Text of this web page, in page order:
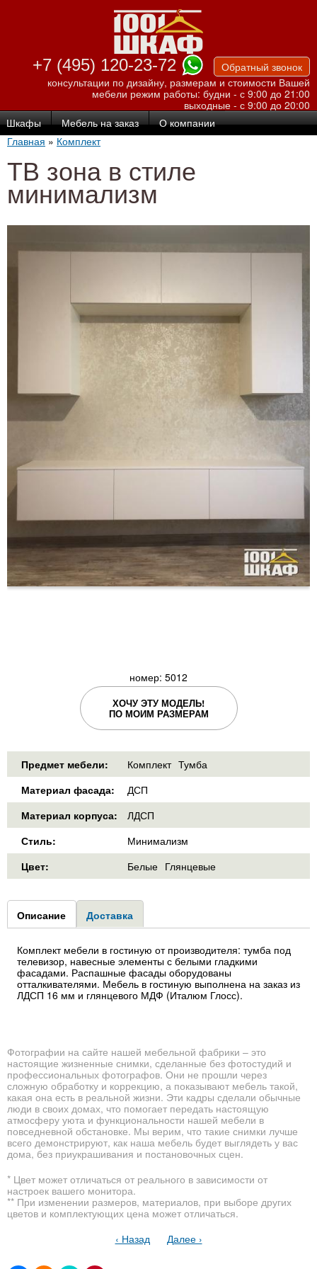
Перейти к
основному
содержанию
+7 (495) 120-23-72
Обратный звонок
консультации по дизайну, размерам и стоимости Вашей
мебели режим работы: будни - с 9:00 до 21:00
выходные - с 9:00 до 20:00
Шкафы Мебель на заказ О компании
Главная » Комплект
ТВ зона в стиле
минимализм
номер: 5012
ХОЧУ ЭТУ МОДЕЛЬ!
ПО МОИМ РАЗМЕРАМ
Предмет мебели: Комплект Тумба
Материал фасада:
ДСП
Материал корпуса:
ЛДСП
Стиль:
Минимализм
Цвет:
Белые Глянцевые
Group1
Описание (активная
вкладка)
Доставка
Комплект мебели в гостиную от производителя: тумба под
телевизор, навесные элементы с белыми гладкими
фасадами. Распашные фасады оборудованы
отталкивателями. Мебель в гостиную выполнена на заказ из
ЛДСП 16 мм и глянцевого МДФ (Италюм Глосс).
Фотографии на сайте нашей мебельной фабрики – это
настоящие жизненные снимки, сделанные без фотостудий и
профессиональных фотографов. Они не прошли через
сложную обработку и коррекцию, а показывают мебель такой,
какая она есть в реальной жизни. Эти кадры сделали обычные
люди в своих домах, что помогает передать настоящую
атмосферу уюта и функциональности нашей мебели в
повседневной обстановке. Мы верим, что такие снимки лучше
всего демонстрируют, как наша мебель будет выглядеть у вас
дома, без приукрашивания и постановочных сцен.
* Цвет может отличаться от реального в зависимости от
настроек вашего монитора.
** При изменении размеров, материалов, при выборе других
цветов и комплектующих цена может отличаться.
‹ Назад
Далее ›